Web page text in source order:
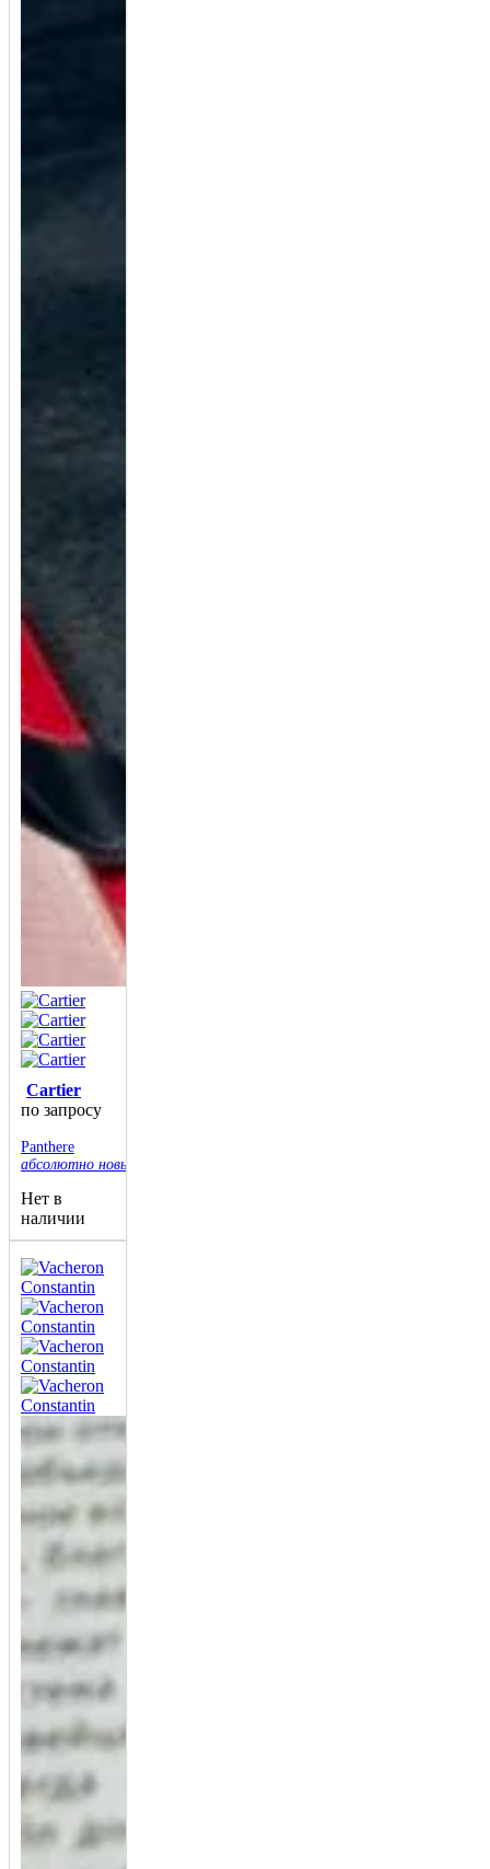
Cartier
по запросу
Panthere
абсолютно новые
Нет в
наличии